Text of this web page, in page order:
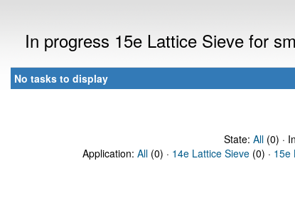
In progress 15e Lattice Sieve for
No tasks to display
State: All(0) ·
Application: All (0) · 14e Lattice Sieve (0) · 15e